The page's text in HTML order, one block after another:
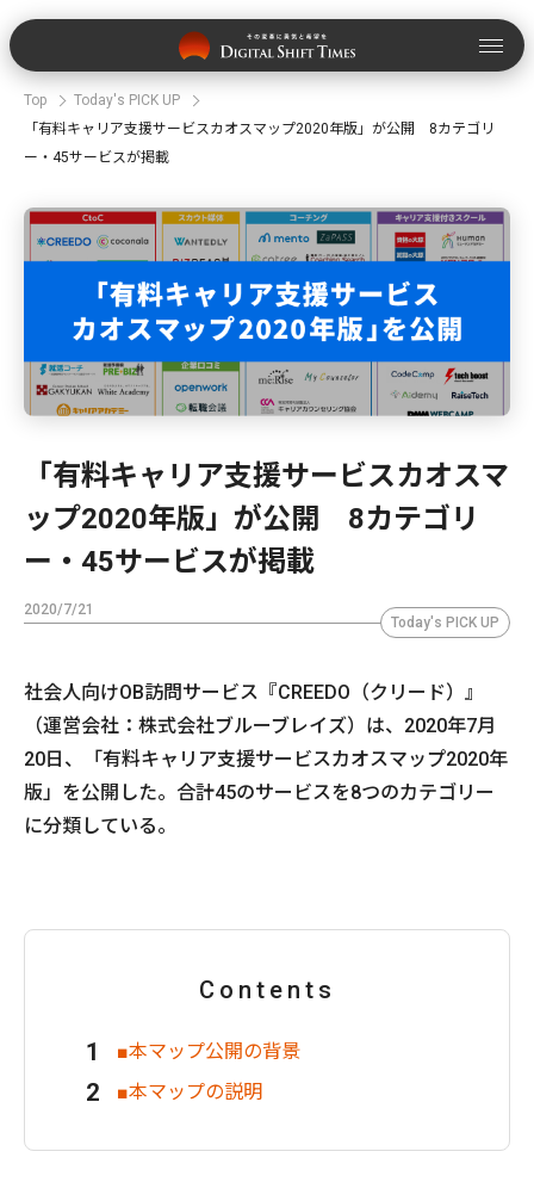
Top
Today's PICK UP
「有料キャリア支援サービスカオスマップ2020年版」が公開 8カテゴリ
ー・45サービスが掲載
「有料キャリア支援サービスカオスマ
ップ2020年版」が公開 8カテゴリ
ー・45サービスが掲載
2020/7/21
Today's PICK UP
社会人向けOB訪問サービス『CREEDO（クリード）』
（運営会社：株式会社ブルーブレイズ）は、2020年7月
20日、「有料キャリア支援サービスカオスマップ2020年
版」を公開した。合計45のサービスを8つのカテゴリー
に分類している。
Contents
■本マップ公開の背景
■本マップの説明